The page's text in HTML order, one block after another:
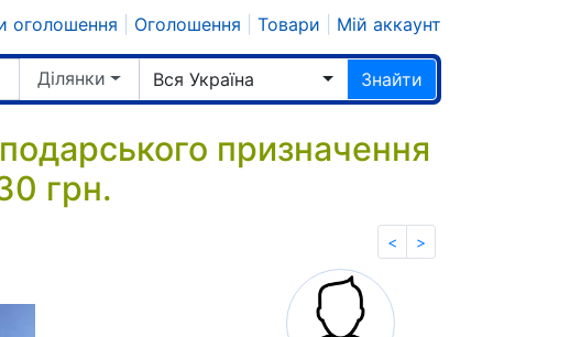
оголошення Оголошення Товари Мій аккаунт
Ділянки Вся Україна Знайти
призначення
грн.
< >